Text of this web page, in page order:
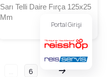
Sarı Telli Daire Fırça 125x25
Mm
... 6
Portal Girişi